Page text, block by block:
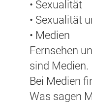
• Sexualität
• Sexualität
• Medien
Fernsehen
sind Medien.
Bei Medien
Was sagen